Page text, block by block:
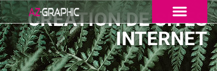
CRÉATION DE SITES
INTERNET